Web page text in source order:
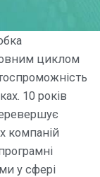
циклом
10 років
компаній
у сфері